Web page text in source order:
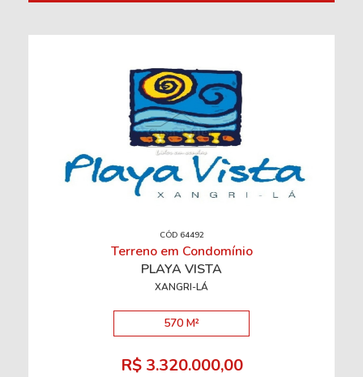
CÓD 64492
Terreno em Condomínio
PLAYA VISTA
XANGRI-LÁ
570 M²
R$ 3.320.000,00